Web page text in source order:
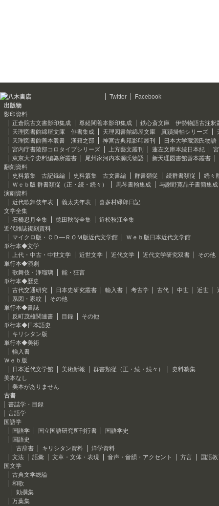
Twitter
Facebook
出版物
影印資料
正倉院古文書影印集成
尊経閣善本影印集成
鉄心斎文庫 伊勢物語古注釈
天理図書館綿屋文庫 俳書集成
天理図書館綿屋文庫 真蹟掛軸シリーズ
天理図書館善本叢書 漢籍之部
神宮古典籍影印叢刊
日本大学蔵源氏物語
宮内庁書陵部コロタイプシリーズ
上方藝文叢刊 蓬左文庫本続日本紀
東京大学史料編纂所叢書
尾州家河内本源氏物語
新天理図書館善本叢書
翻刻資料
史料纂集 古記録編
史料纂集 古文書編 群書類従 続群書類従
続々
Ｗｅｂ版 群書類従（正・続・続々）
馬琴書翰集成
与謝野寛晶子書簡集成
演劇資料
近代歌舞伎年表
義太夫年表
喜多村緑郎日記
文学全集
石橋忍月全集
徳田秋聲全集
近松秋江全集
近代雑誌複刻資料
マイクロ版・ＣＤ―ＲＯＭ版近代文学館
Ｗｅｂ版日本近代文学館
単行本◆文学
上代・中古・中世文学
近世文学 近代文学 近代文学研究双書
その他
単行本◆演劇
歌舞伎・浄瑠璃
能・狂言
単行本◆歴史
古代交通研究
日本史研究叢書 輸入書 考古学 古代 中世 近世
系図・家紋
その他
単行本◆書誌
反町茂雄関連書
目録
その他
単行本◆日本語史
キリシタン版
単行本◆美術
輸入書
Ｗｅｂ版
日本近代文学館
美術新報 群書類従（正・続・続々）
史料纂集
美本なし
美本がありません
古書
書誌学・目録
言語学
国語学
国語学
国立国語研究所刊行書
国語学史
国語史
古辞書
キリシタン資料
洋学資料
文法
語彙 文章・文体・表現 音声・音韻・アクセント 方言
国語
国文学
古典文学総論
和歌
勅撰集
万葉集